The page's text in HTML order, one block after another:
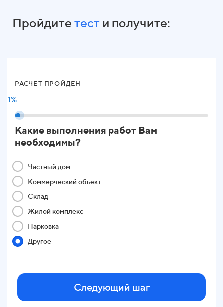
Пройдите тест и получите:
РАСЧЕТ ПРОЙДЕН
1%
Какие выполнения работ Вам
необходимы?
Частный дом
Коммерческий объект
Склад
Жилой комплекс
Парковка
Другое
Следующий шаг